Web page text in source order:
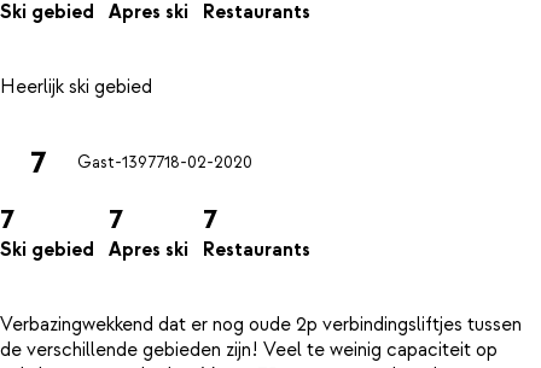
Ski gebied Apres ski Restaurants
7 Gast-1397718-02-2020
7
Ski gebied
7
Apres ski
7
Restaurants
Verbazingwekkend dat er nog oude 2p verbindingsliftjes tussen
de verschillende gebieden zijn! Veel te weinig capaciteit op